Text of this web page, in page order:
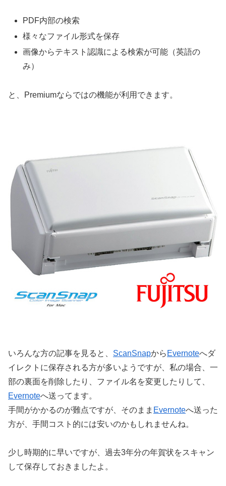
PDF内部の検索
様々なファイル形式を保存
画像からテキスト認識による検索が可能（英語の
み）
と、Premiumならではの機能が利用できます。
いろんな方の記事を見ると、 ScanSnapから Evernoteへダ
イレクトに保存される方が多いようですが、私の場合、一
部の裏面を削除したり、ファイル名を変更したりして、
Evernoteへ送ってます。
手間がかかるのが難点ですが、そのまま Evernoteへ送った
方が、手間コスト的には安いのかもしれませんね。
少し時期的に早いですが、過去3年分の年賀状をスキャン
して保存しておきましたよ。